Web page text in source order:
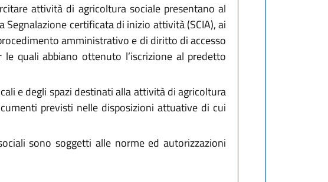
attività di agricoltura sociale presentano al
certificata di inizio attività (SCIA), ai
amministrativo e di diritto di accesso
quali abbiano ottenuto l’iscrizione al predetto
e degli spazi destinati alla attività di agricoltura
previsti nelle disposizioni attuative di cui
sono soggetti alle norme ed autorizzazioni